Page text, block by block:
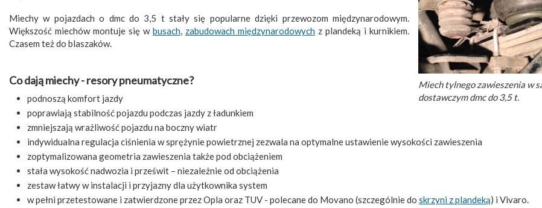
Miech tylnego zawieszenia w
dostawczym dmc do 3,5 t.
Miechy w pojazdach o dmc do 3,5 t stały się popularne dzięki przewozom międzynarodowym.
Większość miechów montuje się w busach, zabudowach międzynarodowych z plandeką i kurnikiem.
Czasem też do blaszaków.
Co dają miechy - resory pneumatyczne?
podnoszą komfort jazdy
poprawiają stabilność pojazdu podczas jazdy z ładunkiem
zmniejszają wrażliwość pojazdu na boczny wiatr
indywidualna regulacja ciśnienia w sprężynie powietrznej zezwala na optymalne ustawienie wysokości zawieszenia
zoptymalizowana geometria zawieszenia także pod obciążeniem
stała wysokość nadwozia i prześwit – niezależnie od obciążenia
zestaw łatwy w instalacji i przyjazny dla użytkownika system
w pełni przetestowane i zatwierdzone przez Opla oraz TUV - polecane do Movano (szczególnie do skrzyni z plandeką) i Vivaro.